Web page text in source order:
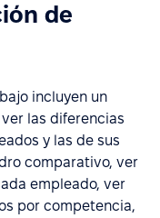
de
incluyen un
las diferencias
y las de sus
comparativo, ver
empleado, ver
por competencia,